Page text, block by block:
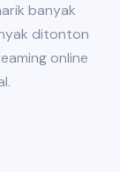
banyak
ditonton
online